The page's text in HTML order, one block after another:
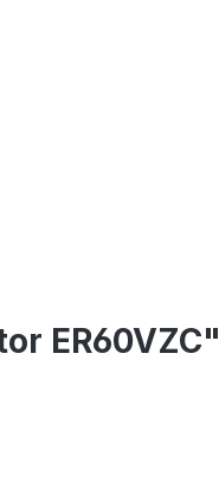
ER60VZC"